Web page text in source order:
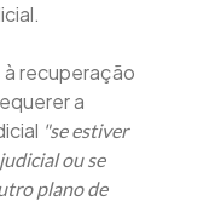
à recuperação
a
"se estiver
ou se
plano de